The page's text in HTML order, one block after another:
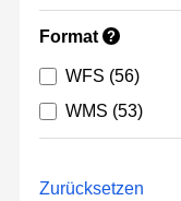
Format ?
WFS (56)
WMS (53)
Zurücksetzen